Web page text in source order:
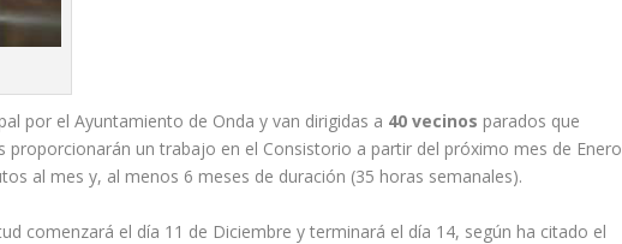
por el Ayuntamiento de Onda y van dirigidas a 40 vecinos parados que
proporcionarán un trabajo en el Consistorio a partir del próximo mes de Enero
al mes y, al menos 6 meses de duración (35 horas semanales).
comenzará el día 11 de Diciembre y terminará el día 14, según ha citado el